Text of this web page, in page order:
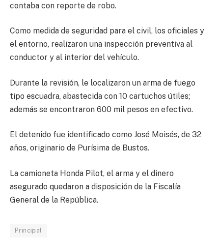
contaba con reporte de robo.
Como medida de seguridad para el civil, los oficiales y
el entorno, realizaron una inspección preventiva al
conductor y al interior del vehículo.
Durante la revisión, le localizaron un arma de fuego
tipo escuadra, abastecida con 10 cartuchos útiles;
además se encontraron 600 mil pesos en efectivo.
El detenido fue identificado como José Moisés, de 32
años, originario de Purísima de Bustos.
La camioneta Honda Pilot, el arma y el dinero
asegurado quedaron a disposición de la Fiscalía
General de la República.
Principal